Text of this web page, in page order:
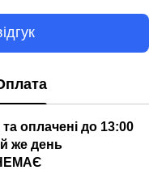
оплачені до 13:00
же день
НЕМАЄ